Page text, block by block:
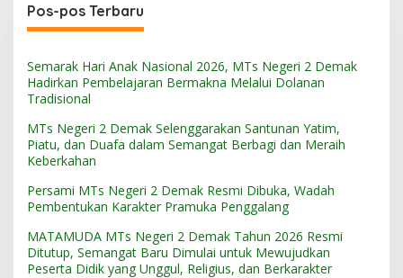
Pos-pos Terbaru
Semarak Hari Anak Nasional 2026, MTs Negeri 2 Demak
Hadirkan Pembelajaran Bermakna Melalui Dolanan
Tradisional
MTs Negeri 2 Demak Selenggarakan Santunan Yatim,
Piatu, dan Duafa dalam Semangat Berbagi dan Meraih
Keberkahan
Persami MTs Negeri 2 Demak Resmi Dibuka, Wadah
Pembentukan Karakter Pramuka Penggalang
MATAMUDA MTs Negeri 2 Demak Tahun 2026 Resmi
Ditutup, Semangat Baru Dimulai untuk Mewujudkan
Peserta Didik yang Unggul, Religius, dan Berkarakter